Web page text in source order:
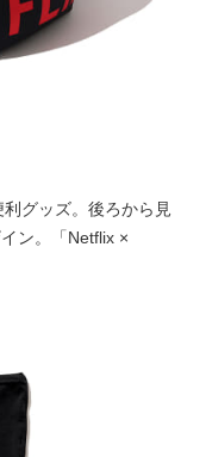
グッズ。後ろから見
ン。「Netflix ×